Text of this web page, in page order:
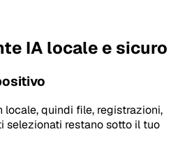
IA locale e sicuro
locale, quindi file, registrazioni,
selezionati restano sotto il tuo